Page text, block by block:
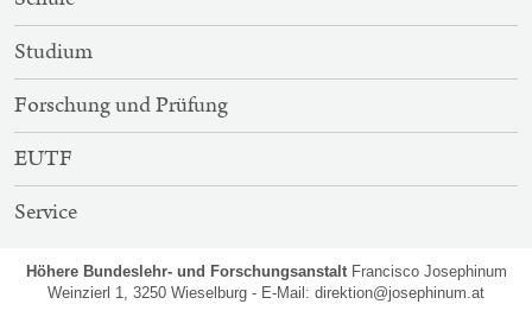
Studium
Forschung und Prüfung
EUTF
Service
Höhere Bundeslehr- und ForschungsanstaltFrancisco Josephinum
Weinzierl 1, 3250 Wieselburg - E-Mail: direktion@josephinum.at